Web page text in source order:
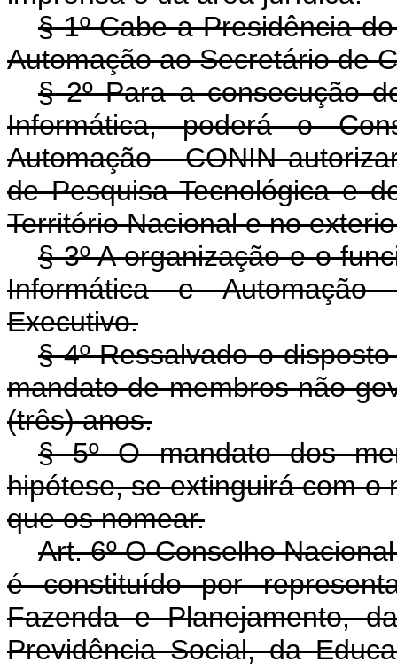
§ 1º Cabe a Presidência
Automação ao Secretário de
§ 2º Para a consecução
Informática, poderá o
Automação - CONIN
de Pesquisa Tecnológica e
Território Nacional e no
§ 3º A organização e o
Informática e Automação
Executivo.
§ 4º Ressalvado o
mandato de membros não
(três) anos.
§ 5º O mandato dos
hipótese, se extinguirá com o
que os nomear.
Art. 6º O Conselho
é constituído por
Fazenda e Planejamento,
Previdência Social, da